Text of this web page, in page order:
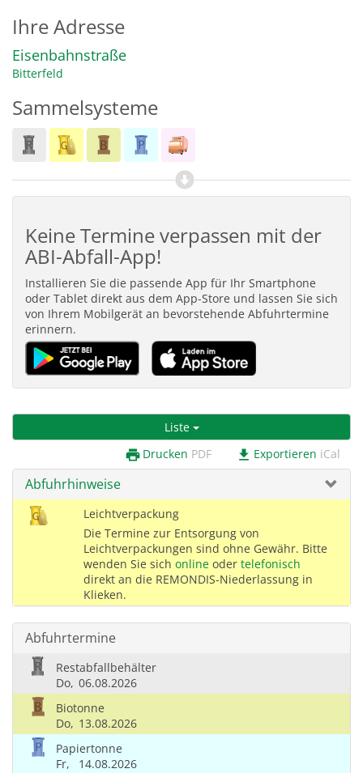
Ihre Adresse
Eisenbahnstraße
Bitterfeld
Sammelsysteme
Keine Termine verpassen mit der
ABI-Abfall-App!
Installieren Sie die passende App für Ihr Smartphone
oder Tablet direkt aus dem App-Store und lassen Sie sich
von Ihrem Mobilgerät an bevorstehende Abfuhrtermine
erinnern.
Liste
print Drucken PDF download Exportieren iCal
Abfuhrhinweise
Leichtverpackung
Die Termine zur Entsorgung von
Leichtverpackungen sind ohne Gewähr. Bitte
wenden Sie sich online oder telefonisch
direkt an die REMONDIS-Niederlassung in
Klieken.
Abfuhrtermine
Restabfallbehälter
Do, 06.08.2026
Biotonne
Do, 13.08.2026
Papiertonne
Fr,
14.08.2026